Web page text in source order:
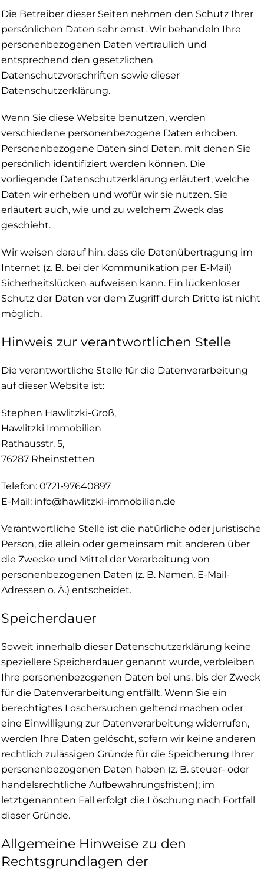
Die Betreiber dieser Seiten nehmen den Schutz Ihrer
persönlichen Daten sehr ernst. Wir behandeln Ihre
personenbezogenen Daten vertraulich und
entsprechend den gesetzlichen
Datenschutzvorschriften sowie dieser
Datenschutzerklärung.
Wenn Sie diese Website benutzen, werden
verschiedene personenbezogene Daten erhoben.
Personenbezogene Daten sind Daten, mit denen Sie
persönlich identifiziert werden können. Die
vorliegende Datenschutzerklärung erläutert, welche
Daten wir erheben und wofür wir sie nutzen. Sie
erläutert auch, wie und zu welchem Zweck das
geschieht.
Wir weisen darauf hin, dass die Datenübertragung im
Internet (z. B. bei der Kommunikation per E-Mail)
Sicherheitslücken aufweisen kann. Ein lückenloser
Schutz der Daten vor dem Zugriff durch Dritte ist nicht
möglich.
Hinweis zur verantwortlichen Stelle
Die verantwortliche Stelle für die Datenverarbeitung
auf dieser Website ist:
Stephen Hawlitzki-Groß,
Hawlitzki Immobilien
Rathausstr. 5,
76287 Rheinstetten
Telefon: 0721-97640897
E-Mail: info@hawlitzki-immobilien.de
Verantwortliche Stelle ist die natürliche oder juristische
Person, die allein oder gemeinsam mit anderen über
die Zwecke und Mittel der Verarbeitung von
personenbezogenen Daten (z. B. Namen, E-Mail-
Adressen o. Ä.) entscheidet.
Speicherdauer
Soweit innerhalb dieser Datenschutzerklärung keine
speziellere Speicherdauer genannt wurde, verbleiben
Ihre personenbezogenen Daten bei uns, bis der Zweck
für die Datenverarbeitung entfällt. Wenn Sie ein
berechtigtes Löschersuchen geltend machen oder
eine Einwilligung zur Datenverarbeitung widerrufen,
werden Ihre Daten gelöscht, sofern wir keine anderen
rechtlich zulässigen Gründe für die Speicherung Ihrer
personenbezogenen Daten haben (z. B. steuer- oder
handelsrechtliche Aufbewahrungsfristen); im
letztgenannten Fall erfolgt die Löschung nach Fortfall
dieser Gründe.
Allgemeine Hinweise zu den
Rechtsgrundlagen der